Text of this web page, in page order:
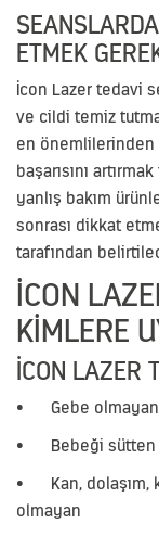
ETMEK
İcon Lazer tedavi
ve cildi temiz
en önemlilerinden
başarısını
yanlış bakım
sonrası dikkat
tarafından
İCON
KIMLERE
İCON LAZER
•
Gebe olmayan
•
Bebeği
•
Kan, dolaşım,
olmayan